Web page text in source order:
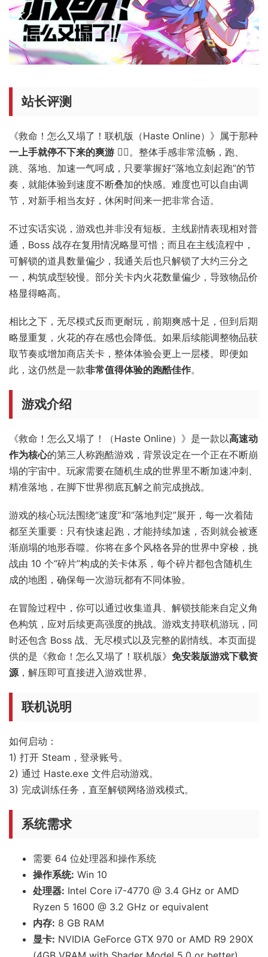
站长评测
《救命！怎么又塌了！联机版（Haste Online）》属于那种
一上手就停不下来的爽游 🏃‍♂️。整体手感非常流畅，跑、
跳、落地、加速一气呵成，只要掌握好“落地立刻起跑”的节
奏，就能体验到速度不断叠加的快感。难度也可以自由调
节，对新手相当友好，休闲时间来一把非常合适。
不过实话实说，游戏也并非没有短板。主线剧情表现相对普
通，Boss 战存在复用情况略显可惜；而且在主线流程中，
可解锁的道具数量偏少，我通关后也只解锁了大约三分之
一，构筑成型较慢。部分关卡内火花数量偏少，导致物品价
格显得略高。
相比之下，无尽模式反而更耐玩，前期爽感十足，但到后期
略显重复，火花的存在感也会降低。如果后续能调整物品获
取节奏或增加商店关卡，整体体验会更上一层楼。即便如
此，这仍然是一款非常值得体验的跑酷佳作。
游戏介绍
《救命！怎么又塌了！（Haste Online）》是一款以高速动
作为核心的第三人称跑酷游戏，背景设定在一个正在不断崩
塌的宇宙中。玩家需要在随机生成的世界里不断加速冲刺、
精准落地，在脚下世界彻底瓦解之前完成挑战。
游戏的核心玩法围绕“速度”和“落地判定”展开，每一次着陆
都至关重要：只有快速起跑，才能持续加速，否则就会被逐
渐崩塌的地形吞噬。你将在多个风格各异的世界中穿梭，挑
战由 10 个“碎片”构成的关卡体系，每个碎片都包含随机生
成的地图，确保每一次游玩都有不同体验。
在冒险过程中，你可以通过收集道具、解锁技能来自定义角
色构筑，应对后续更高强度的挑战。游戏支持联机游玩，同
时还包含 Boss 战、无尽模式以及完整的剧情线。本页面提
供的是《救命！怎么又塌了！联机版》 免安装版游戏下载资
源 ，解压即可直接进入游戏世界。
联机说明
如何启动：
1) 打开 Steam，登录账号。
2) 通过 Haste.exe 文件启动游戏。
3) 完成训练任务，直至解锁网络游戏模式。
系统需求
需要 64 位处理器和操作系统
操作系统: Win 10
处理器: Intel Core i7-4770 @ 3.4 GHz or AMD
Ryzen 5 1600 @ 3.2 GHz or equivalent
内存: 8 GB RAM
显卡: NVIDIA GeForce GTX 970 or AMD R9 290X